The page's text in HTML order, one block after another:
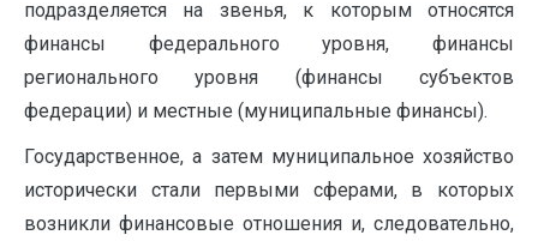
подразделяется на звенья, к которым относятся
финансы федерального уровня, финансы
регионального уровня (финансы субъектов
федерации) и местные (муниципальные финансы).
Государственное, а затем муниципальное хозяйство
исторически стали первыми сферами, в которых
возникли финансовые отношения и, следовательно,